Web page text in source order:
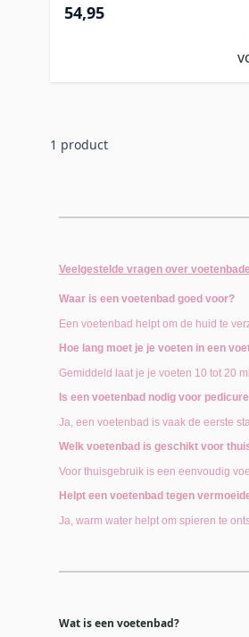
54,95
1 product
Veelgestelde vragen over
Waar is een voetenbad goed voor?
Een voetenbad helpt om de huid te
Hoe lang moet je je voeten in een
Gemiddeld laat je je voeten 10 tot 20
Is een voetenbad nodig voor
Ja, een voetenbad is vaak de eerste
Welk voetenbad is geschikt voor
Voor thuisgebruik is een eenvoudig
Helpt een voetenbad tegen
Ja, warm water helpt om spieren te
Wat is een voetenbad?